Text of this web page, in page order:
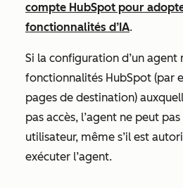
compte HubSpot pour
fonctionnalités d’IA.
Si la configuration d’un agent
fonctionnalités HubSpot (par
pages de destination)
pas accès, l’agent ne peut
utilisateur, même s’il est
exécuter l’agent.